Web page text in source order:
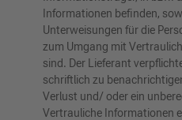
Informationen befinden,
Unterweisungen für die
zum Umgang mit
sind. Der Lieferant
schriftlich zu
Verlust und/ oder ein
Vertrauliche Informationen